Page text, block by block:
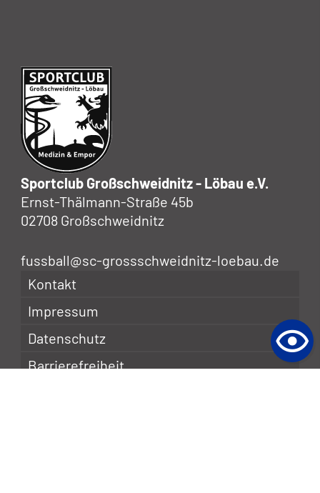
Sportclub Großschweidnitz - Löbau e.V.
Ernst-Thälmann-Straße 45b
02708 Großschweidnitz
fussball@sc-grossschweidnitz-loebau.de
Kontakt
Impressum
Datenschutz
Barrierefreiheit